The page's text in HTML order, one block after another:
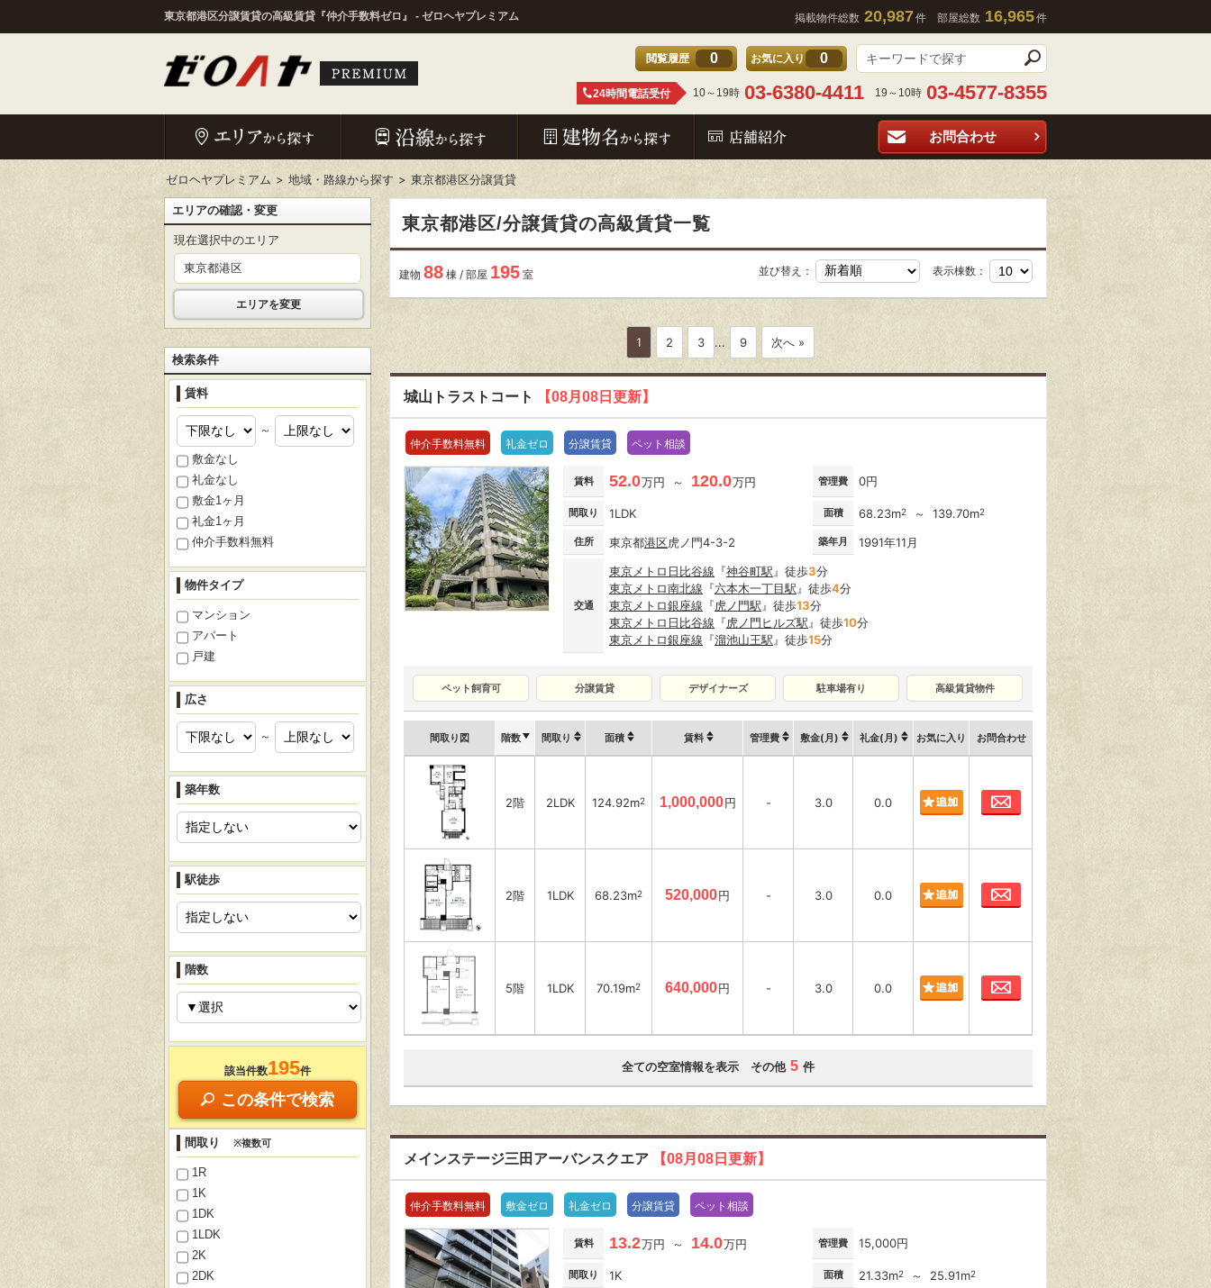
東京都港区分譲賃貸の高級賃貸『仲介手数料ゼロ』 - ゼロヘヤプレミアム 掲載物件総数 20,987件 部屋総数 16,965件
閲覧履歴 0 お気に入り 0
24時間電話受付 10～19時 03-6380-4411 19～10時 03-4577-8355
お問合わせ
ゼロヘヤプレミアム 地域・路線から探す 東京都港区分譲賃貸
エリアの確認・変更
現在選択中のエリア
東京都港区
エリアを変更
検索条件
賃料
～
敷金なし
礼金なし
敷金1ヶ月
礼金1ヶ月
仲介手数料無料
物件タイプ
マンション
アパート
戸建
広さ
～
築年数
駅徒歩
階数
該当件数195件
この条件で検索
間取り ※複数可
1R
1K
1DK
1LDK
2K
2DK
東京都港区/分譲賃貸の高級賃貸一覧
建物 88 棟 / 部屋 195 室 並び替え： 表示棟数：
1 2 3 ... 9 次へ »
城山トラストコート 【08月08日更新】
仲介手数料無料 礼金ゼロ 分譲賃貸 ペット相談
賃料 52.0万円 ～ 120.0万円 管理費 0円
間取り 1LDK 面積 68.23m2 ～ 139.70m2
住所 東京都港区虎ノ門4-3-2 築年月 1991年11月
交通
東京メトロ日比谷線 『神谷町駅 』徒歩3分
東京メトロ南北線 『六本木一丁目駅 』徒歩4分
東京メトロ銀座線 『虎ノ門駅 』徒歩13分
東京メトロ日比谷線 『虎ノ門ヒルズ駅 』徒歩10分
東京メトロ銀座線 『溜池山王駅 』徒歩15分
ペット飼育可 分譲賃貸 デザイナーズ 駐車場有り 高級賃貸物件
間取り図 階数 間取り 面積 賃料 管理費 敷金(月) 礼金(月) お気に入り お問合わせ
2階 2LDK 124.92m2 1,000,000円 - 3.0 0.0 お問合わせ
2階 1LDK 68.23m2 520,000円 - 3.0 0.0
5階 1LDK 70.19m2 640,000円 - 3.0 0.0
全ての空室情報を表示 その他 5 件
メインステージ三田アーバンスクエア 【08月08日更新】
仲介手数料無料 敷金ゼロ 礼金ゼロ 分譲賃貸 ペット相談
賃料 13.2万円 ～ 14.0万円 管理費 15,000円
間取り 1K 面積 21.33m2 ～ 25.91m2